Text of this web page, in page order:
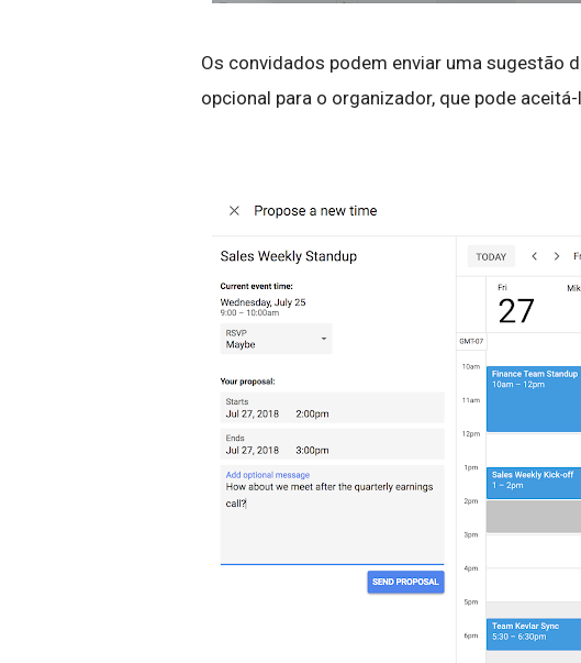
Os convidados podem enviar uma sugestão
opcional para o organizador, que pode